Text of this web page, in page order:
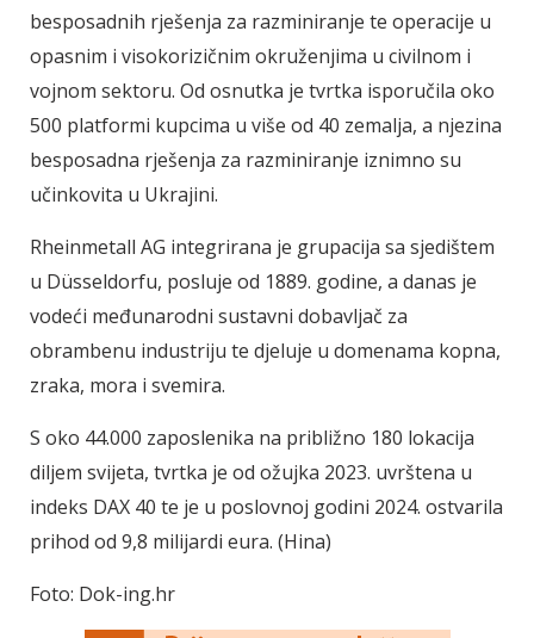
besposadnih rješenja za razminiranje te operacije u
opasnim i visokorizičnim okruženjima u civilnom i
vojnom sektoru. Od osnutka je tvrtka isporučila oko
500 platformi kupcima u više od 40 zemalja, a njezina
besposadna rješenja za razminiranje iznimno su
učinkovita u Ukrajini.
Rheinmetall AG integrirana je grupacija sa sjedištem
u Düsseldorfu, posluje od 1889. godine, a danas je
vodeći međunarodni sustavni dobavljač za
obrambenu industriju te djeluje u domenama kopna,
zraka, mora i svemira.
S oko 44.000 zaposlenika na približno 180 lokacija
diljem svijeta, tvrtka je od ožujka 2023. uvrštena u
indeks DAX 40 te je u poslovnoj godini 2024. ostvarila
prihod od 9,8 milijardi eura. (Hina)
Foto: Dok-ing.hr